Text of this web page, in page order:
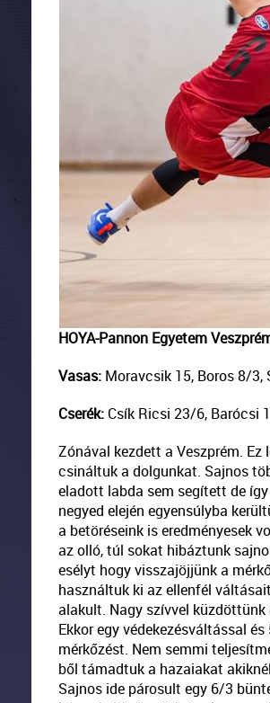
HOYA-Pannon Egyetem
Vasas:Moravcsik 15, Boros 8/3,
Cserék:Csík Ricsi 23/6, Barócsi
Zónával kezdett a Veszprém.
csináltuk a dolgunkat. Sajnos
eladott labda sem segített de
negyed elején egyensúlyba
a betöréseink is eredményesek
az olló, túl sokat hibáztunk
esélyt hogy visszajöjjünk a
használtuk ki az ellenfél
alakult. Nagy szívvel
Ekkor egy védekezésváltással
mérkőzést. Nem semmi
ből támadtuk a hazaiakat
Sajnos ide párosult egy 6/3